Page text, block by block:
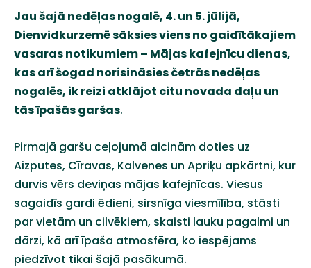
Jau šajā nedēļas nogalē, 4. un 5. jūlijā,
Dienvidkurzemē sāksies viens no gaidītākajiem
vasaras notikumiem – Mājas kafejnīcu dienas,
kas arī šogad norisināsies četrās nedēļas
nogalēs, ik reizi atklājot citu novada daļu un
tās īpašās garšas.
Pirmajā garšu ceļojumā aicinām doties uz
Aizputes, Cīravas, Kalvenes un Apriķu apkārtni, kur
durvis vērs deviņas mājas kafejnīcas. Viesus
sagaidīs gardi ēdieni, sirsnīga viesmīlība, stāsti
par vietām un cilvēkiem, skaisti lauku pagalmi un
dārzi, kā arī īpaša atmosfēra, ko iespējams
piedzīvot tikai šajā pasākumā.